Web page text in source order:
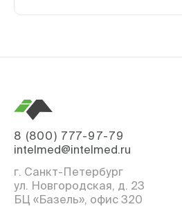
8 (800) 777-97-79
intelmed@intelmed.ru
г. Санкт-Петербург
ул. Новгородская, д. 23
БЦ «Базель», офис 320